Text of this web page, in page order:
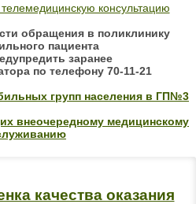
консультацию
обращения в поликлинику
пациента
заранее
по телефону 70-11-21
групп населения в ГП№3
внеочередному медицинскому
качества оказания